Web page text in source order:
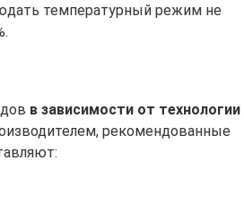
температурный режим не
в зависимости от технологии
рекомендованные